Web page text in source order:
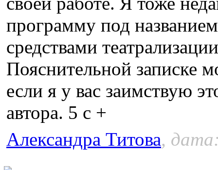
программу под
средствами
Пояснительной записке
если я у вас заимствую
автора. 5 с +
Александра Титова,